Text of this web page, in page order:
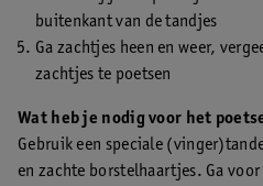
buitenkant van de tandjes
Ga zachtjes heen en weer,
zachtjes te poetsen
Wat heb je nodig voor het
Gebruik een speciale
en zachte borstelhaartjes. Ga